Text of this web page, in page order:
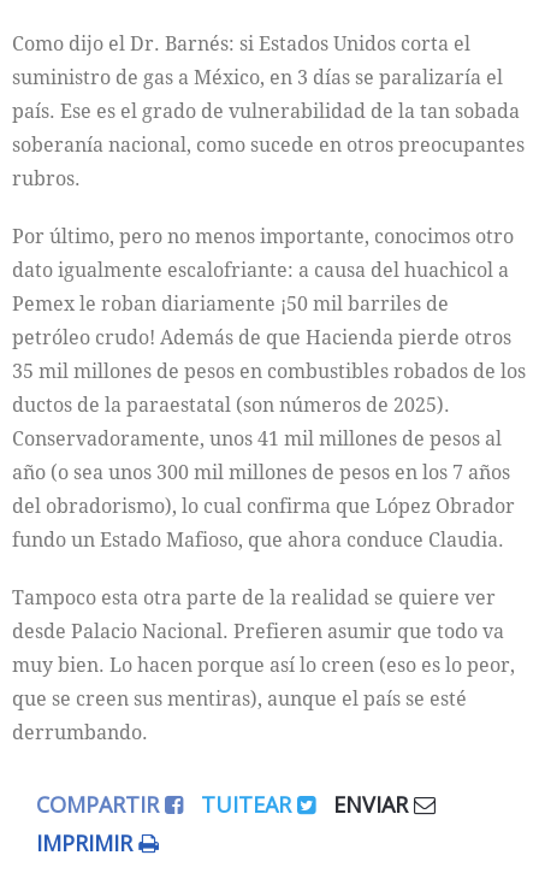
Como dijo el Dr. Barnés: si Estados Unidos corta el
suministro de gas a México, en 3 días se paralizaría el
país. Ese es el grado de vulnerabilidad de la tan sobada
soberanía nacional, como sucede en otros preocupantes
rubros.
Por último, pero no menos importante, conocimos otro
dato igualmente escalofriante: a causa del huachicol a
Pemex le roban diariamente ¡50 mil barriles de
petróleo crudo! Además de que Hacienda pierde otros
35 mil millones de pesos en combustibles robados de los
ductos de la paraestatal (son números de 2025).
Conservadoramente, unos 41 mil millones de pesos al
año (o sea unos 300 mil millones de pesos en los 7 años
del obradorismo), lo cual confirma que López Obrador
fundo un Estado Mafioso, que ahora conduce Claudia.
Tampoco esta otra parte de la realidad se quiere ver
desde Palacio Nacional. Prefieren asumir que todo va
muy bien. Lo hacen porque así lo creen (eso es lo peor,
que se creen sus mentiras), aunque el país se esté
derrumbando.
COMPARTIR TUITEAR
ENVIAR
IMPRIMIR